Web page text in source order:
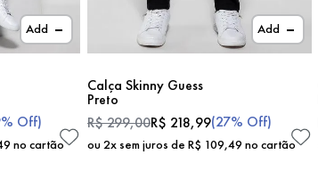
Add
Off)
no cartão
Add
Calça Skinny Guess
Preto
R$299,00R$ 218,99(27% Off)
ou2x sem juros de R$ 109,49 no cartão